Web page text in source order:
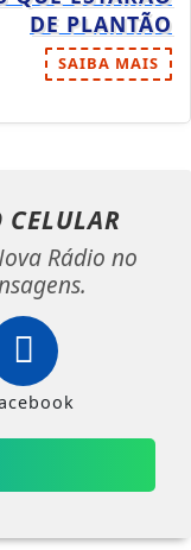
DE PLANTÃO
SAIBA MAIS
CELULAR
Rádio no